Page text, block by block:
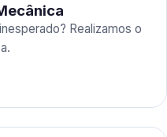
Realizamos o